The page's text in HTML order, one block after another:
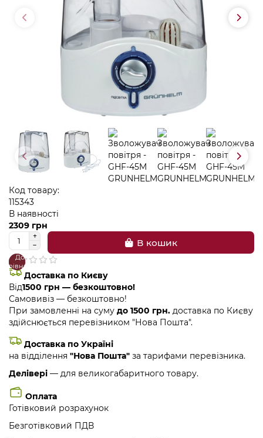
Код товару:
115343
В наявності
2309 грн
В кошик
В
закладки
До
Доставка по Києву
Від1500 грн — безкоштовно!
Самовивіз — безкоштовно!
При замовленні на суму до 1500 грн. доставка по Києву
здійснюється перевізником "Нова Пошта".
Доставка по Україні
на відділення "Нова Пошта" за тарифами перевізника.
Делівері — для великогабаритного товару.
Оплата
Готівковий розрахунок
Безготівковий ПДВ